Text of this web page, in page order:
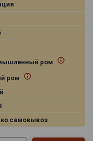
ром
ром
самовывоз